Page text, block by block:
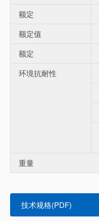
额定
额定值
额定
环境抗耐性
重量
技术规格(PDF)